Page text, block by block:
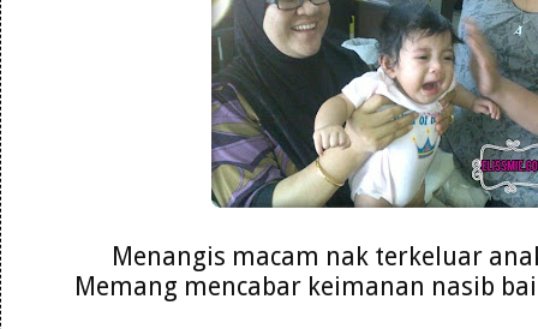
Menangis macam nak terkeluar
Memang mencabar keimanan nasib